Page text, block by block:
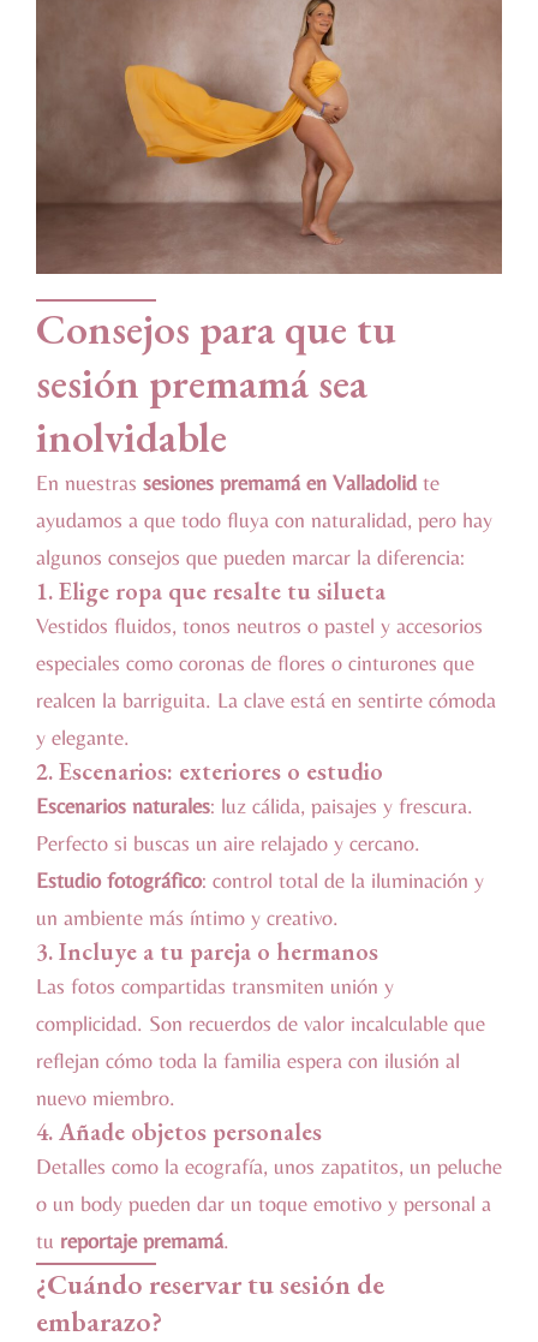
Consejos para que tu
sesión premamá sea
inolvidable
En nuestras sesiones premamá en Valladolid te
ayudamos a que todo fluya con naturalidad, pero hay
algunos consejos que pueden marcar la diferencia:
1. Elige ropa que resalte tu silueta
Vestidos fluidos, tonos neutros o pastel y accesorios
especiales como coronas de flores o cinturones que
realcen la barriguita. La clave está en sentirte cómoda
y elegante.
2. Escenarios: exteriores o estudio
Escenarios naturales: luz cálida, paisajes y frescura.
Perfecto si buscas un aire relajado y cercano.
Estudio fotográfico: control total de la iluminación y
un ambiente más íntimo y creativo.
3. Incluye a tu pareja o hermanos
Las fotos compartidas transmiten unión y
complicidad. Son recuerdos de valor incalculable que
reflejan cómo toda la familia espera con ilusión al
nuevo miembro.
4. Añade objetos personales
Detalles como la ecografía, unos zapatitos, un peluche
o un body pueden dar un toque emotivo y personal a
tu reportaje premamá.
¿Cuándo reservar tu sesión de
embarazo?